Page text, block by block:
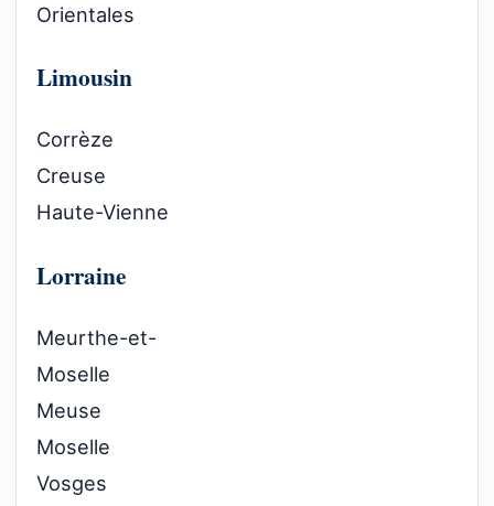
Orientales
Limousin
Corrèze
Creuse
Haute-Vienne
Lorraine
Meurthe-et-
Moselle
Meuse
Moselle
Vosges